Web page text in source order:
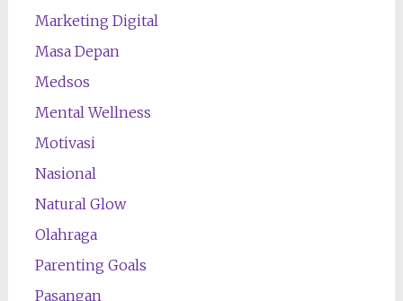
Marketing Digital
Masa Depan
Medsos
Mental Wellness
Motivasi
Nasional
Natural Glow
Olahraga
Parenting Goals
Pasangan